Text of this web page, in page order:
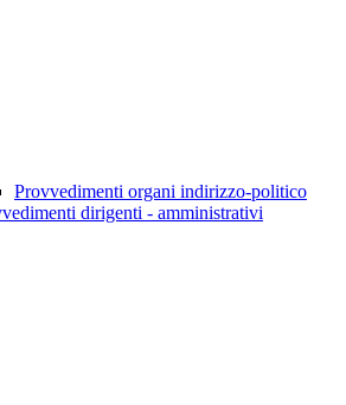
Provvedimenti organi indirizzo-politico
dirigenti - amministrativi